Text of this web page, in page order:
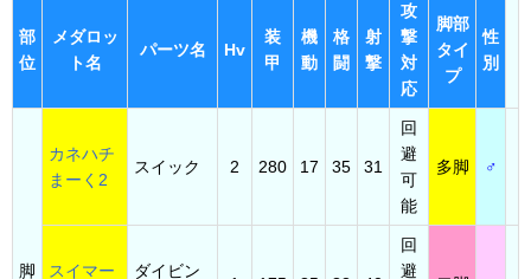
部
位
メダロッ
ト名
パーツ名 Hv
装
甲
機
動
格
闘
射
撃
攻
撃
対
応
脚部
タイ
プ
性
別
脚
カネハチ
まーく2
スイック 2 280 17 35 31
回
避
可
能
多脚 ♂
スイマー
ダイビン
回
避